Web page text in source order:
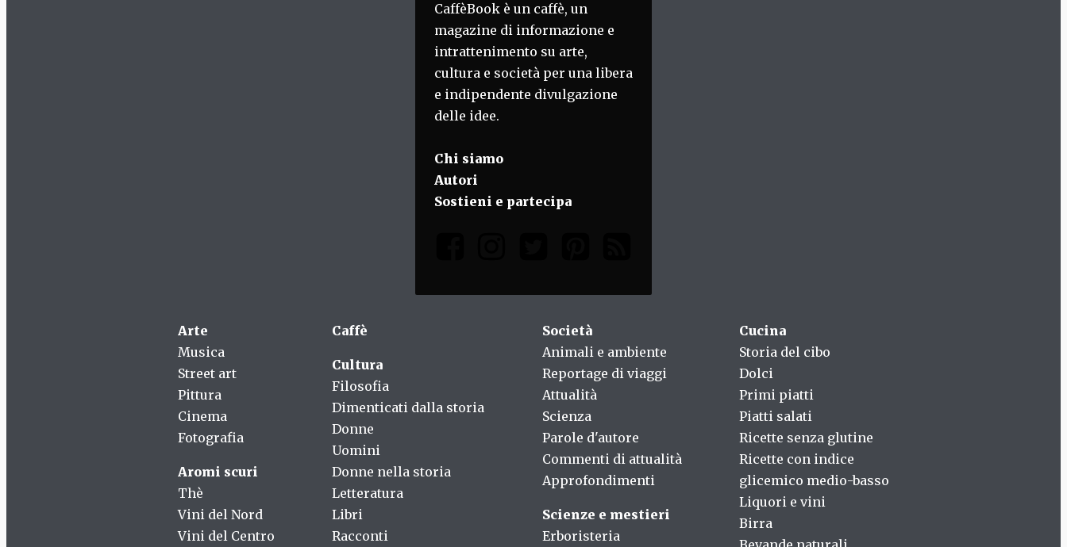
CaffèBook è un caffè, un
magazine di informazione e
intrattenimento su arte,
cultura e società per una libera
e indipendente divulgazione
delle idee.
Chi siamo
Autori
Sostieni e partecipa
Arte
Musica
Street art
Pittura
Cinema
Fotografia
Aromi scuri
Thè
Vini del Nord
Vini del Centro
Caffè
Cultura
Filosofia
Dimenticati dalla storia
Donne
Uomini
Donne nella storia
Letteratura
Libri
Racconti
Società
Animali e ambiente
Reportage di viaggi
Attualità
Scienza
Parole d'autore
Commenti di attualità
Approfondimenti
Scienze e mestieri
Erboristeria
Cucina
Storia del cibo
Dolci
Primi piatti
Piatti salati
Ricette senza glutine
Ricette con indice
glicemico medio-basso
Liquori e vini
Birra